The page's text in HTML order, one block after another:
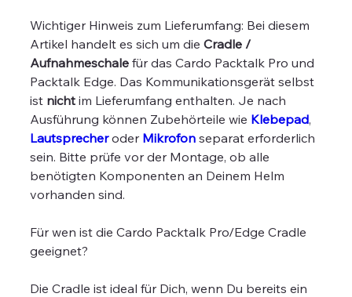
Wichtiger Hinweis zum Lieferumfang: Bei diesem
Artikel handelt es sich um dieCradle /
Aufnahmeschale für das Cardo Packtalk Pro und
Packtalk Edge. Das Kommunikationsgerät selbst
ist nicht im Lieferumfang enthalten. Je nach
Ausführung können Zubehörteile wie Klebepad,
Lautsprecheroder Mikrofon separat erforderlich
sein. Bitte prüfe vor der Montage, ob alle
benötigten Komponenten an Deinem Helm
vorhanden sind.
Für wen ist die Cardo Packtalk Pro/Edge Cradle
geeignet?
Die Cradle ist ideal für Dich, wenn Du bereits ein